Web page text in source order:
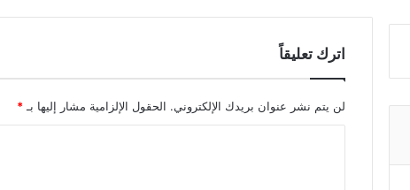
اترك تعليقاً
لن يتم نشر عنوان بريدك الإلكتروني. الحقول الإلزامية مشار إليها بـ *